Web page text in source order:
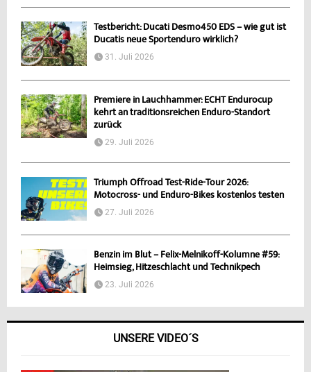
Testbericht: Ducati Desmo450 EDS – wie gut ist
Ducatis neue Sportenduro wirklich?
31. Juli 2026
Premiere in Lauchhammer: ECHT Endurocup
kehrt an traditionsreichen Enduro-Standort
zurück
29. Juli 2026
Triumph Offroad Test-Ride-Tour 2026:
Motocross- und Enduro-Bikes kostenlos testen
27. Juli 2026
Benzin im Blut – Felix-Melnikoff-Kolumne #59:
Heimsieg, Hitzeschlacht und Technikpech
23. Juli 2026
UNSERE VIDEO´S